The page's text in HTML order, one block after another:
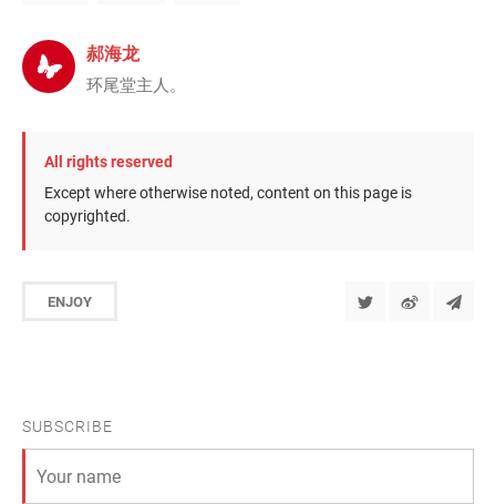
郝海龙
环尾堂主人。
All rights reserved
Except where otherwise noted, content on this page is
copyrighted.
ENJOY
SUBSCRIBE